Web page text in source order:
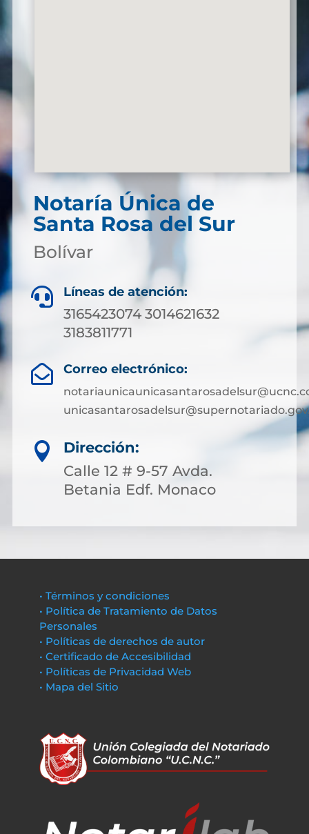
Notaría Única de
Santa Rosa del Sur
Bolívar
 Líneas de atención:
3165423074 3014621632
3183811771
 Correo electrónico:

Dirección:
Calle 12 # 9-57 Avda.
Betania Edf. Monaco
• Términos y condiciones
• Política de Tratamiento de Datos
Personales
• Políticas de derechos de autor
• Certificado de Accesibilidad
• Políticas de Privacidad Web
• Mapa del Sitio